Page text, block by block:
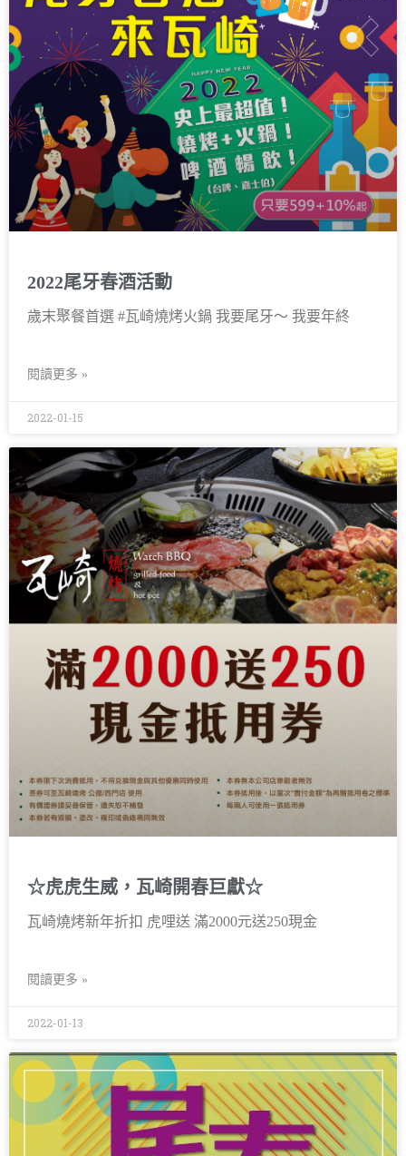
2022尾牙春酒活動
歲末聚餐首選 #瓦崎燒烤火鍋 我要尾牙～ 我要年終
閱讀更多 »
2022-01-15
☆虎虎生威，瓦崎開春巨獻☆
瓦崎燒烤新年折扣 虎哩送 滿2000元送250現金
閱讀更多 »
2022-01-13